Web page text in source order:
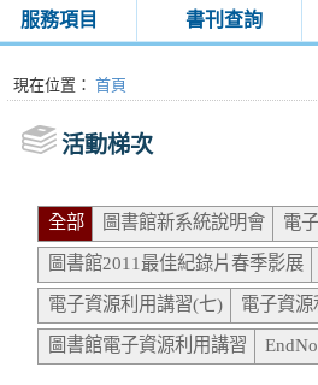
服務項目 書刊查詢
:::現在位置 ： 首頁
活動梯次
全部 圖書館新系統說明會
電
圖書館2011最佳紀錄片春季影展
電子資源利用講習(七)
電子資
圖書館電子資源利用講習